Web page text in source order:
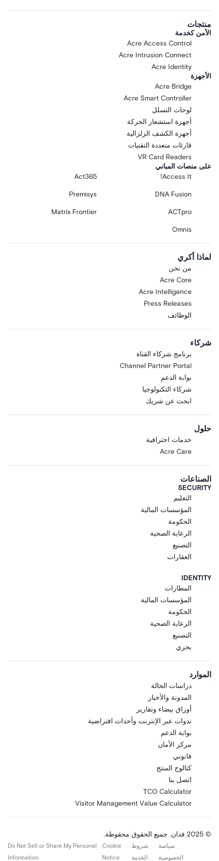
منتجات
الأمن كخدمة
Acre Access Control
Acre Intrusion Connect
Acre Identity
الأجهزة
Acre Bridge
Acre Smart Controller
لوحات التسلل
أجهزة استشعار الحركة
أجهزة الكشف الزلزالية
قارئات متعددة التقنيات
VR Card Readers
على منصات المباني
Access It!
Act365
DNA Fusion
Premisys
ACTpro
Matrix Frontier
Omnis
لماذا أكري
من نحن
Acre Core
Acre Intelligence
Press Releases
الوظائف
شركاء
برنامج شركاء القناة
Channel Partner Portal
بوابة الدعم
شركاء التكنولوجيا
ابحث عن شريك
حلول
خدمات احترافية
Acre Care
الصناعات
SECURITY
التعليم
المؤسسات المالية
الحكومة
الرعاية الصحية
التصنيع
العقارات
IDENTITY
المطارات
المؤسسات المالية
الحكومة
الرعاية الصحية
التصنيع
بحري
الموارد
دراسات الحالة
المدونة والأخبار
أوراق بيضاء وتقارير
ندوات عبر الإنترنت وأحداث افتراضية
بوابة الدعم
مركز الأمان
قانوني
كتالوج المنتج
اتصل بنا
TCO Calculator
Visitor Management Value Calculator
© 2025 فدان. جميع الحقوق محفوظة.
سياسة
الخصوصية
شروط
الخدمة
Cookie
Notice
Do Not Sell or Share My Personal
Information